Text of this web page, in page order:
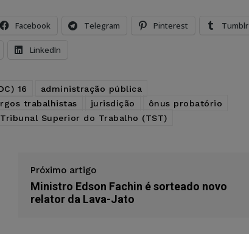
Facebook Telegram Pinterest Tumblr
LinkedIn
16
administração pública
trabalhistas jurisdição
ônus probatório
Tribunal Superior do Trabalho (TST)
Próximo artigo
Ministro Edson Fachin é sorteado novo
relator da Lava-Jato